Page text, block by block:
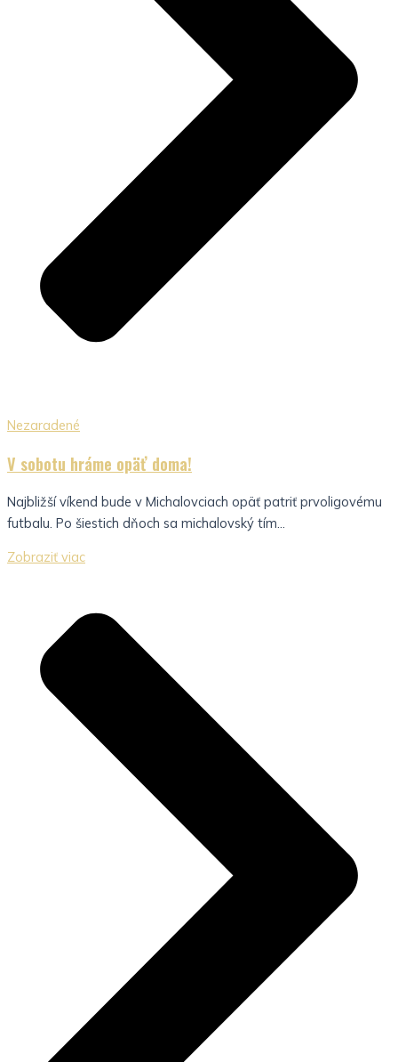
Nezaradené
V sobotu hráme opäť doma!
Najbližší víkend bude v Michalovciach opäť patriť prvoligovému
futbalu. Po šiestich dňoch sa michalovský tím...
Zobraziť viac